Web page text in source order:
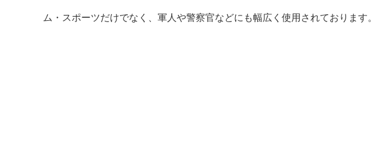
ム・スポーツだけでなく、軍人や警察官などにも幅広く使用されております。